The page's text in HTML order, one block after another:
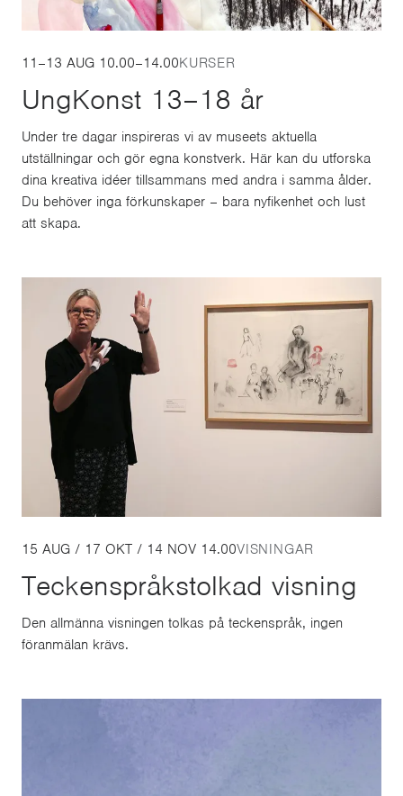
11–13 AUG 10.00–14.00KURSER
UngKonst 13–18 år
Under tre dagar inspireras vi av museets aktuella
utställningar och gör egna konstverk. Här kan du utforska
dina kreativa idéer tillsammans med andra i samma ålder.
Du behöver inga förkunskaper – bara nyfikenhet och lust
att skapa.
15 AUG / 17 OKT / 14 NOV 14.00VISNINGAR
Teckenspråkstolkad visning
Den allmänna visningen tolkas på teckenspråk, ingen
föranmälan krävs.